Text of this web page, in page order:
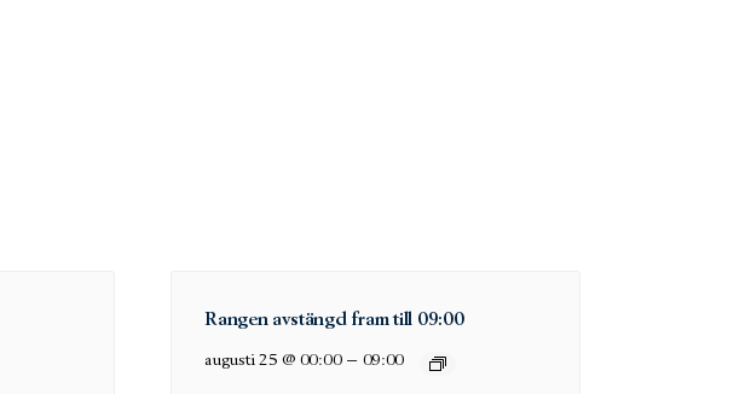
Rangen avstängd fram till 09:00
augusti 25 @ 00:00– 09:00